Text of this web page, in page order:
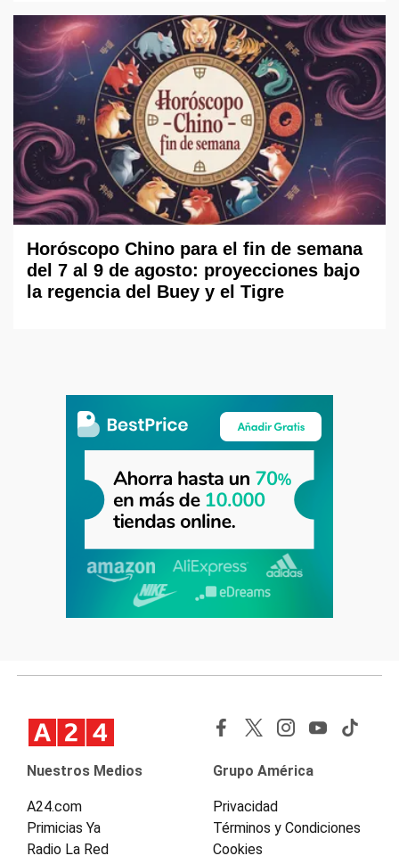
Horóscopo Chino para el fin de semana
del 7 al 9 de agosto: proyecciones bajo
la regencia del Buey y el Tigre
Nuestros Medios
A24.com
Primicias Ya
Radio La Red
Grupo América
Privacidad
Términos y Condiciones
Cookies